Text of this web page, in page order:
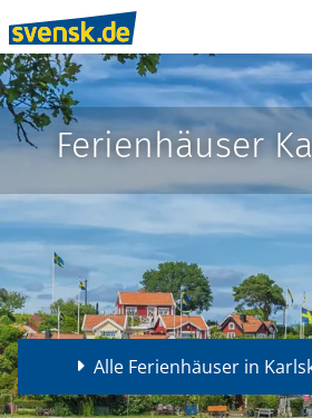
Ferienhäuser
Alle Ferienhäuser in